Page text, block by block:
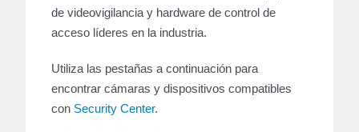
de videovigilancia y hardware de control de
acceso líderes en la industria.
Utiliza las pestañas a continuación para
encontrar cámaras y dispositivos compatibles
con Security Center.